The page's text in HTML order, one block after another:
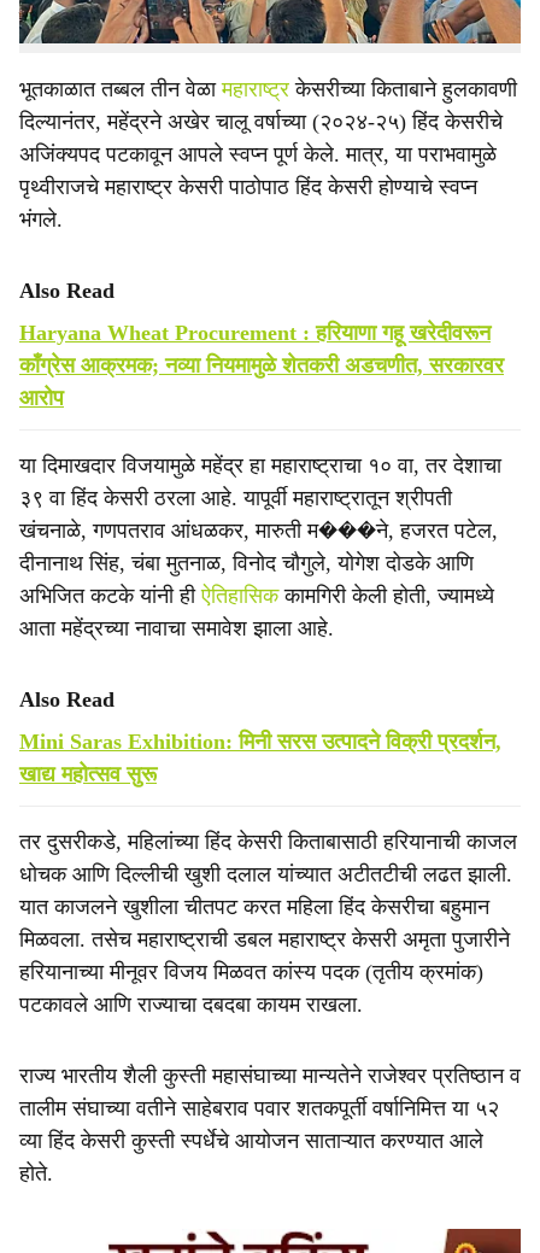
पंचांनी महेंद्रला विजयी घोषित केले.
भूतकाळात तब्बल तीन वेळामहाराष्ट्रकेसरीच्या किताबाने हुलकावणी
दिल्यानंतर, महेंद्रने अखेर चालू वर्षाच्या (२०२४-२५) हिंद केसरीचे
अजिंक्यपद पटकावून आपले स्वप्न पूर्ण केले. मात्र, या पराभवामुळे
पृथ्वीराजचे महाराष्ट्र केसरी पाठोपाठ हिंद केसरी होण्याचे स्वप्न
भंगले.
Also Read
Haryana Wheat Procurement : हरियाणा गहू खरेदीवरून
काँग्रेस आक्रमक; नव्या नियमामुळे शेतकरी अडचणीत, सरकारवर
आरोप
या दिमाखदार विजयामुळे महेंद्र हा महाराष्ट्राचा १० वा, तर देशाचा
३९ वा हिंद केसरी ठरला आहे. यापूर्वी महाराष्ट्रातून श्रीपती
खंचनाळे, गणपतराव आंधळकर, मारुती म���ने, हजरत पटेल,
दीनानाथ सिंह, चंबा मुतनाळ, विनोद चौगुले, योगेश दोडके आणि
अभिजित कटके यांनी हीऐतिहासिककामगिरी केली होती, ज्यामध्ये
आता महेंद्रच्या नावाचा समावेश झाला आहे.
Also Read
Mini Saras Exhibition: मिनी सरस उत्पादने विक्री प्रदर्शन,
खाद्य महोत्सव सुरू
तर दुसरीकडे, महिलांच्या हिंद केसरी किताबासाठी हरियानाची काजल
धोचक आणि दिल्लीची खुशी दलाल यांच्यात अटीतटीची लढत झाली.
यात काजलने खुशीला चीतपट करत महिला हिंद केसरीचा बहुमान
मिळवला. तसेच महाराष्ट्राची डबल महाराष्ट्र केसरी अमृता पुजारीने
हरियानाच्या मीनूवर विजय मिळवत कांस्य पदक (तृतीय क्रमांक)
पटकावले आणि राज्याचा दबदबा कायम राखला.
राज्य भारतीय शैली कुस्ती महासंघाच्या मान्यतेने राजेश्वर प्रतिष्ठान व
तालीम संघाच्या वतीने साहेबराव पवार शतकपूर्ती वर्षानिमित्त या ५२
व्या हिंद केसरी कुस्ती स्पर्धेचे आयोजन साताऱ्यात करण्यात आले
होते.